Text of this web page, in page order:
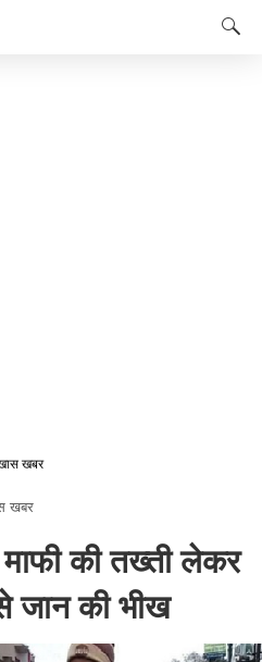
खबर
खबर
माफी की तख्ती लेकर
जान की भीख